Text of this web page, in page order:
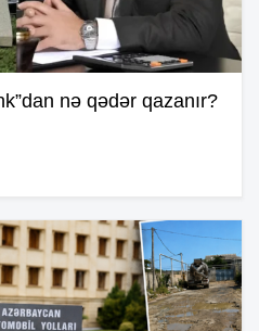
nə qədər qazanır?